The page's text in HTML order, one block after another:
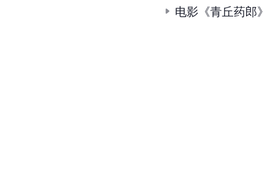
电影《青丘药郎